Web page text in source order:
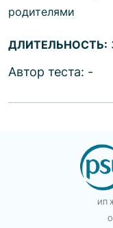
родителями
ДЛИТЕЛЬНОСТЬ:
Автор теста: -
ИП